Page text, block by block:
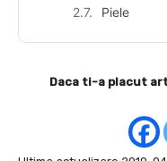
Piele
Daca ti-a placut